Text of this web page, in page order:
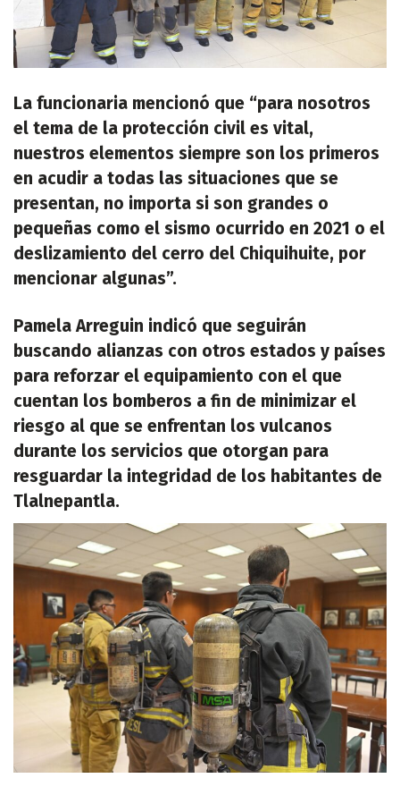
La funcionaria mencionó que “para nosotros
el tema de la protección civil es vital,
nuestros elementos siempre son los primeros
en acudir a todas las situaciones que se
presentan, no importa si son grandes o
pequeñas como el sismo ocurrido en 2021 o el
deslizamiento del cerro del Chiquihuite, por
mencionar algunas”.
Pamela Arreguin indicó que seguirán
buscando alianzas con otros estados y países
para reforzar el equipamiento con el que
cuentan los bomberos a fin de minimizar el
riesgo al que se enfrentan los vulcanos
durante los servicios que otorgan para
resguardar la integridad de los habitantes de
Tlalnepantla.